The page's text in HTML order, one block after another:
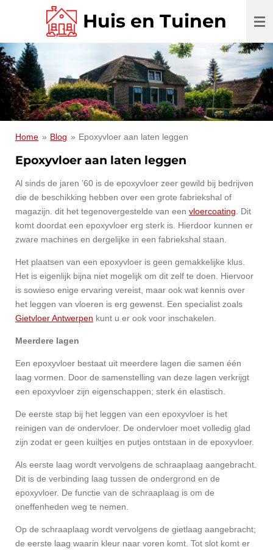
de
hoofdinhoud
Huis en Tuinen
Home » Blog » Epoxyvloer aan laten leggen
Epoxyvloer aan laten leggen
Al sinds de jaren ’60 is de epoxyvloer zeer gewild bij bedrijven
die de beschikking hebben over een grote fabriekshal of
magazijn. dit het tegenovergestelde van een vloercoating . Dit
komt doordat een epoxyvloer erg sterk is. Hierdoor kunnen er
zware machines en dergelijke in een fabriekshal staan.
Het plaatsen van een epoxyvloer is geen gemakkelijke klus.
Het is eigenlijk bijna niet mogelijk om dit zelf te doen. Hiervoor
is sowieso enige ervaring vereist, maar ook wat kennis over
het leggen van vloeren is erg gewenst. Een specialist zoals
Gietvloer Antwerpen kunt u er ook voor inschakelen.
Meerdere lagen
Een epoxyvloer bestaat uit meerdere lagen die samen één
laag vormen. Door de samenstelling van deze lagen verkrijgt
een epoxyvloer zijn eigenschappen; sterk én elastisch.
De eerste stap bij het leggen van een epoxyvloer is het
reinigen van de ondervloer. De ondervloer moet volledig glad
zijn zodat er geen kuiltjes en putjes ontstaan in de epoxyvloer.
Als eerste laag wordt vervolgens de schraaplaag aangebracht.
Dit is de verbinding laag tussen de ondergrond en de
epoxyvloer. De functie van de schraaplaag is om de
oneffenheden weg te nemen.
Op de schraaplaag wordt vervolgens de gietlaag aangebracht;
de eerste laag waarin kleur naar voren komt. Tot slot komt er